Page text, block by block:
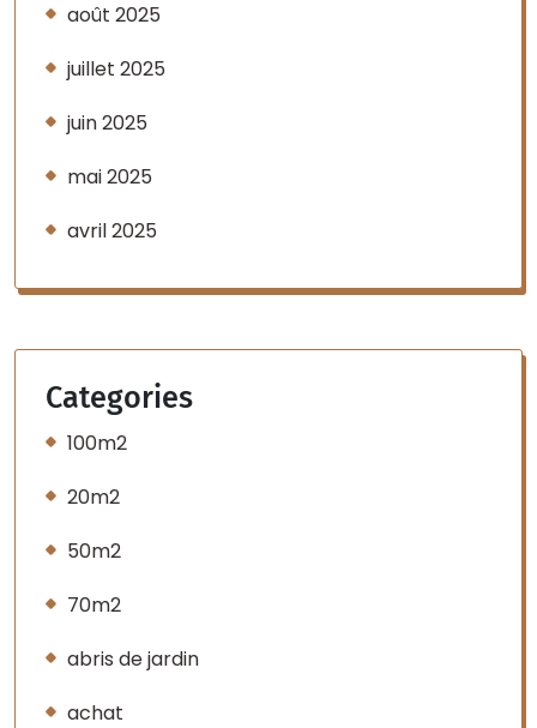
août 2025
juillet 2025
juin 2025
mai 2025
avril 2025
Categories
100m2
20m2
50m2
70m2
abris de jardin
achat